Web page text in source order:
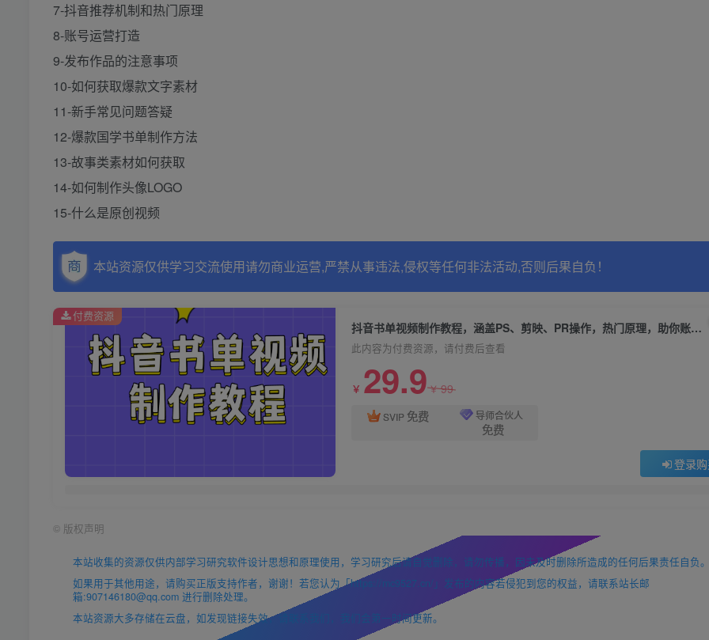
7-抖音推荐机制和热门原理
8-账号运营打造
9-发布作品的注意事项
10-如何获取爆款文字素材
11-新手常见问题答疑
12-爆款国学书单制作方法
13-故事类素材如何获取
14-如何制作头像LOGO
15-什么是原创视频
本站资源仅供学习交流使用请勿商业运营,严禁从事违法,侵权等任何非法活动,否则后果自负！
抖音书单视频制作教程，涵盖PS、剪映、PR操作，热门原理，助你账号起飞
此内容为付费资源，请付费后查看
￥ 29.9￥99
SVIP 免费 导师合伙人
免费
登录
付费资源
© 版权声明
本站收集的资源仅供内部学习研究软件设计思想和原理使用，学习研究后请自觉删除，请勿传播，因未及时删除所造成的任何后果责任自负
如果用于其他用途，请购买正版支持作者，谢谢！若您认为「https://mc9527.cn/」发布的内容若侵犯到您的权益，请联系站长邮
箱:907146180@qq.com 进行删除处理。
本站资源大多存储在云盘，如发现链接失效，请联系我们，我们会第一时间更新。